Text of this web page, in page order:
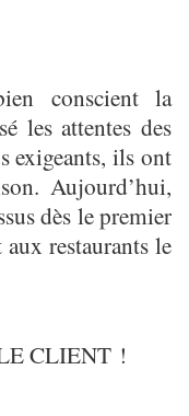
conscient la
les attentes des
exigeants, ils ont
Aujourd’hui,
dès le premier
restaurants le
CLIENT !